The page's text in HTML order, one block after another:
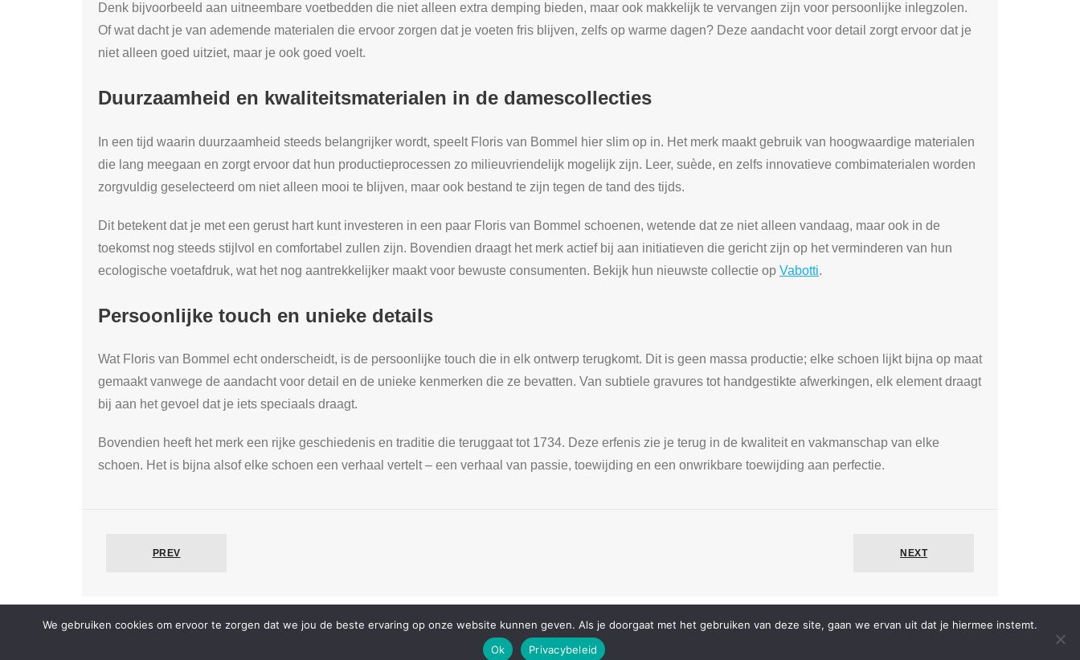
Denk bijvoorbeeld aan uitneembare voetbedden die niet alleen extra demping bieden, maar ook makkelijk te vervangen zijn voor persoonlijke inlegzolen.
Of wat dacht je van ademende materialen die ervoor zorgen dat je voeten fris blijven, zelfs op warme dagen? Deze aandacht voor detail zorgt ervoor dat je
niet alleen goed uitziet, maar je ook goed voelt.
Duurzaamheid en kwaliteitsmaterialen in de damescollecties
In een tijd waarin duurzaamheid steeds belangrijker wordt, speelt Floris van Bommel hier slim op in. Het merk maakt gebruik van hoogwaardige materialen
die lang meegaan en zorgt ervoor dat hun productieprocessen zo milieuvriendelijk mogelijk zijn. Leer, suède, en zelfs innovatieve combimaterialen worden
zorgvuldig geselecteerd om niet alleen mooi te blijven, maar ook bestand te zijn tegen de tand des tijds.
Dit betekent dat je met een gerust hart kunt investeren in een paar Floris van Bommel schoenen, wetende dat ze niet alleen vandaag, maar ook in de
toekomst nog steeds stijlvol en comfortabel zullen zijn. Bovendien draagt het merk actief bij aan initiatieven die gericht zijn op het verminderen van hun
ecologische voetafdruk, wat het nog aantrekkelijker maakt voor bewuste consumenten. Bekijk hun nieuwste collectie op Vabotti.
Persoonlijke touch en unieke details
Wat Floris van Bommel echt onderscheidt, is de persoonlijke touch die in elk ontwerp terugkomt. Dit is geen massa productie; elke schoen lijkt bijna op maat
gemaakt vanwege de aandacht voor detail en de unieke kenmerken die ze bevatten. Van subtiele gravures tot handgestikte afwerkingen, elk element draagt
bij aan het gevoel dat je iets speciaals draagt.
Bovendien heeft het merk een rijke geschiedenis en traditie die teruggaat tot 1734. Deze erfenis zie je terug in de kwaliteit en vakmanschap van elke
schoen. Het is bijna alsof elke schoen een verhaal vertelt – een verhaal van passie, toewijding en een onwrikbare toewijding aan perfectie.
PREV NEXT
We gebruiken cookies om ervoor te zorgen dat we jou de beste ervaring op onze website kunnen geven. Als je doorgaat met het gebruiken van deze site, gaan we ervan uit dat je hiermee instemt.
Ok
Privacybeleid